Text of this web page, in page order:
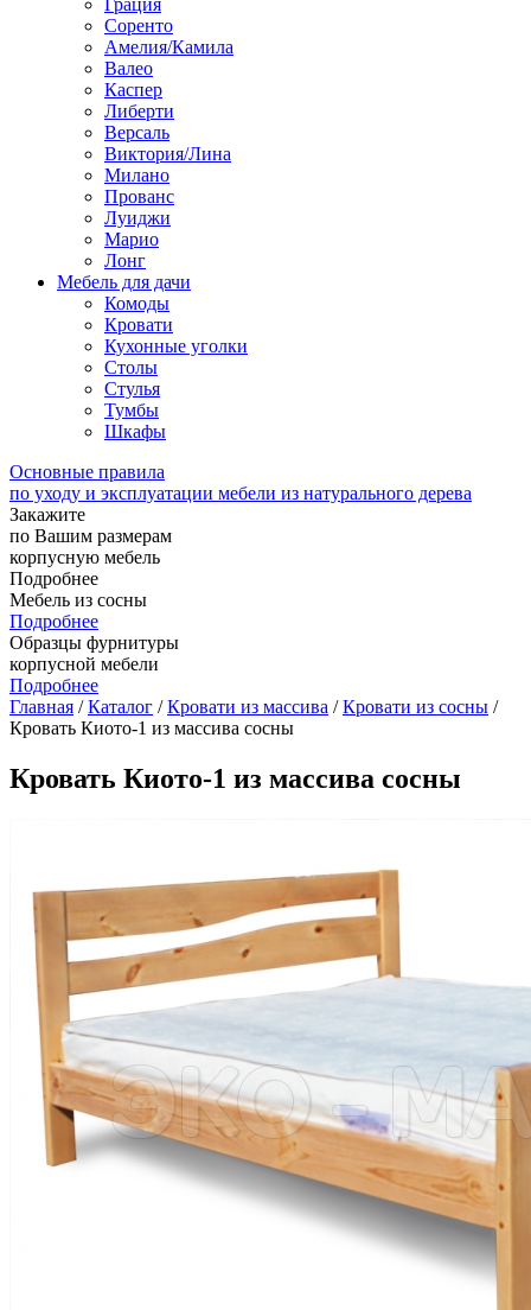
Грация
Соренто
Амелия/Камила
Валео
Каспер
Либерти
Версаль
Виктория/Лина
Милано
Прованс
Луиджи
Марио
Лонг
Мебель для дачи
Комоды
Кровати
Кухонные уголки
Столы
Стулья
Тумбы
Шкафы
Основные правила
по уходу и эксплуатации мебели из натурального дерева
Закажите
по Вашим размерам
корпусную мебель
Подробнее
Мебель из сосны
Подробнее
Образцы фурнитуры
корпусной мебели
Подробнее
Главная /Каталог /Кровати из массива /Кровати из сосны /
Кровать Киото-1 из массива сосны
Кровать Киото-1 из массива сосны